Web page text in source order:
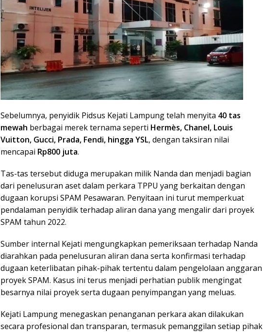
Sebelumnya, penyidik Pidsus Kejati Lampung telah menyita 40 tas
mewah berbagai merek ternama seperti Hermès, Chanel, Louis
Vuitton, Gucci, Prada, Fendi, hingga YSL, dengan taksiran nilai
mencapai Rp800 juta.
Tas-tas tersebut diduga merupakan milik Nanda dan menjadi bagian
dari penelusuran aset dalam perkara TPPU yang berkaitan dengan
dugaan korupsi SPAM Pesawaran. Penyitaan ini turut memperkuat
pendalaman penyidik terhadap aliran dana yang mengalir dari proyek
SPAM tahun 2022.
Sumber internal Kejati mengungkapkan pemeriksaan terhadap Nanda
diarahkan pada penelusuran aliran dana serta konfirmasi terhadap
dugaan keterlibatan pihak-pihak tertentu dalam pengelolaan anggaran
proyek SPAM. Kasus ini terus menjadi perhatian publik mengingat
besarnya nilai proyek serta dugaan penyimpangan yang meluas.
Kejati Lampung menegaskan penanganan perkara akan dilakukan
secara profesional dan transparan, termasuk pemanggilan setiap pihak